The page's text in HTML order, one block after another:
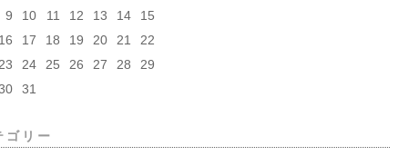
9
10 11 12 13 14
15
16
17 18 19 20 21
22
24 25 26 27 28
29
31
ゴリー